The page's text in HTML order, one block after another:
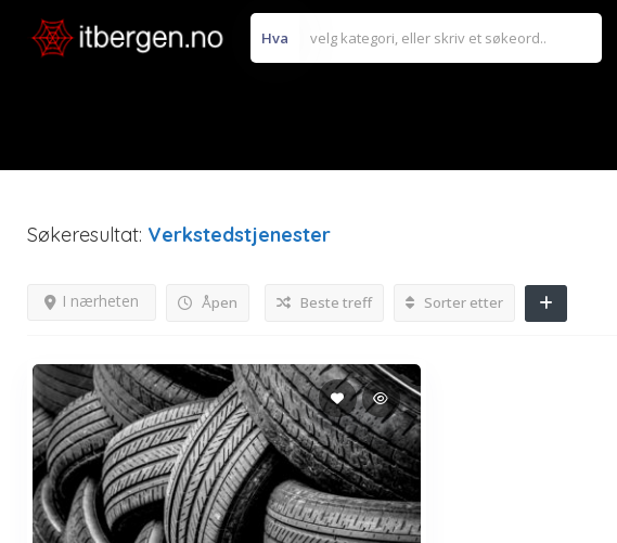
Hva
Søkeresultat: Verkstedstjenester
Åpen
I nærheten Beste treff Sorter etter